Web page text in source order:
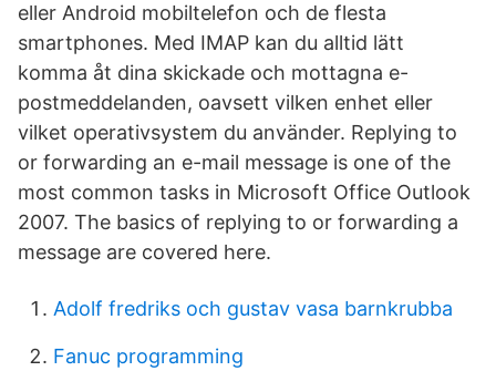
eller Android mobiltelefon och de flesta
smartphones. Med IMAP kan du alltid lätt
komma åt dina skickade och mottagna e-
postmeddelanden, oavsett vilken enhet eller
vilket operativsystem du använder. Replying to
or forwarding an e-mail message is one of the
most common tasks in Microsoft Office Outlook
2007. The basics of replying to or forwarding a
message are covered here.
Adolf fredriks och gustav vasa barnkrubba
Fanuc programming